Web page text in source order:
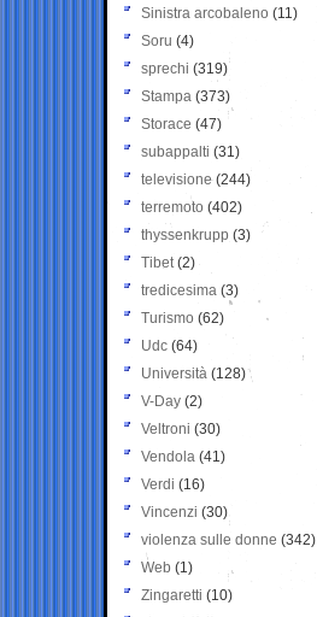
Sinistra arcobaleno (11)
Soru (4)
sprechi (319)
Stampa (373)
Storace (47)
subappalti (31)
televisione(244)
terremoto (402)
thyssenkrupp (3)
Tibet(2)
tredicesima (3)
Turismo (62)
Udc (64)
Università (128)
V-Day (2)
Veltroni (30)
Vendola (41)
Verdi (16)
Vincenzi (30)
violenza sulle donne (342)
Web (1)
Zingaretti (10)